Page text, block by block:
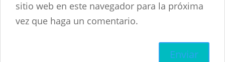
sitio web en este navegador para la próxima
vez que haga un comentario.